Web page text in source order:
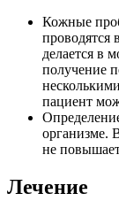
Кожные
проводятся
делается в
получение
пациент
организме.
не
Лечение